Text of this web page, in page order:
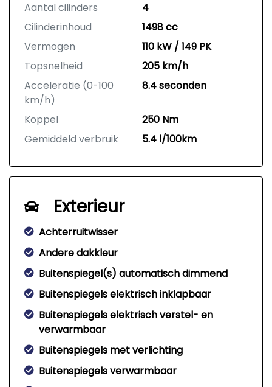
Aantal cilinders
4
Cilinderinhoud
1498 cc
Vermogen
110 kW / 149 PK
Topsnelheid
205 km/h
Acceleratie (0-100
km/h)
8.4 seconden
Koppel
250 Nm
Gemiddeld verbruik
5.4 l/100km
Exterieur
Achterruitwisser
Andere dakkleur
Buitenspiegel(s) automatisch dimmend
Buitenspiegels elektrisch inklapbaar
Buitenspiegels elektrisch verstel- en
verwarmbaar
Buitenspiegels met verlichting
Buitenspiegels verwarmbaar